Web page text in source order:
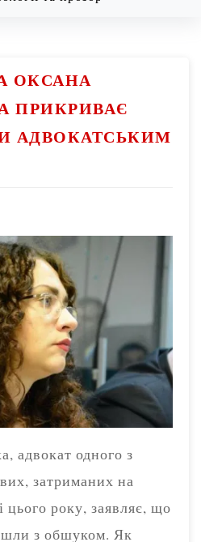
ОКСАНА
ПРИКРИВАЄ
АДВОКАТСЬКИМ
адвокат одного з
затриманих на
цього року, заявляє, що
з обшуком. Як